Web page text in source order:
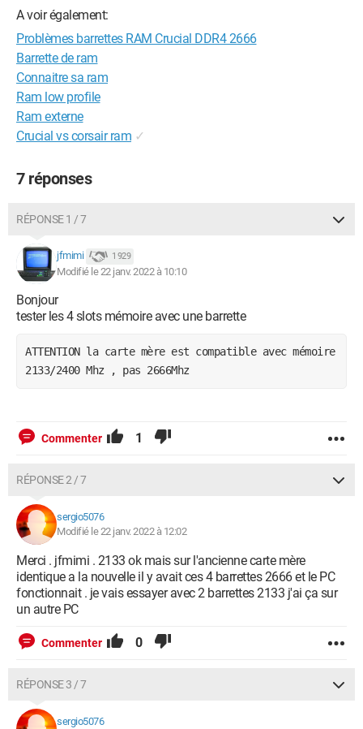
A voir également:
Problèmes barrettes RAM Crucial DDR4 2666
Barrette de ram
Connaitre sa ram
Ram low profile
Ram externe
Crucial vs corsair ram ✓
7 réponses
RÉPONSE 1 / 7
jfmimi 1 929
Modifié le 22 janv. 2022 à 10:10
Bonjour
tester les 4 slots mémoire avec une barrette
ATTENTION la carte mère est compatible avec mémoire
2133/2400 Mhz , pas 2666Mhz
Commenter 1
RÉPONSE 2 / 7
sergio5076
Modifié le 22 janv. 2022 à 12:02
Merci . jfmimi . 2133 ok mais sur l'ancienne carte mère
identique a la nouvelle il y avait ces 4 barrettes 2666 et le PC
fonctionnait . je vais essayer avec 2 barrettes 2133 j'ai ça sur
un autre PC
Commenter 0
RÉPONSE 3 / 7
sergio5076